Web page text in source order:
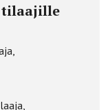
tilaajille